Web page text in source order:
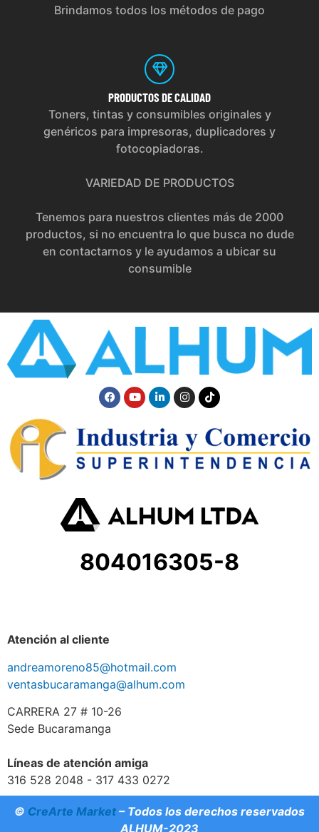
Brindamos todos los métodos de pago
PRODUCTOS DE CALIDAD
Toners, tintas y consumibles originales y
genéricos para impresoras, duplicadores y
fotocopiadoras.
VARIEDAD DE PRODUCTOS
Tenemos para nuestros clientes más de 2000
productos, si no encuentra lo que busca no dude
en contactarnos y le ayudamos a ubicar su
consumible
804016305-8
Atención al cliente
andreamoreno85@hotmail.com
ventasbucaramanga@alhum.com
CARRERA 27 # 10-26
Sede Bucaramanga
Líneas de atención amiga
316 528 2048 - 317 433 0272
© CreArte Market – Todos los derechos reservados
ALHUM-2023